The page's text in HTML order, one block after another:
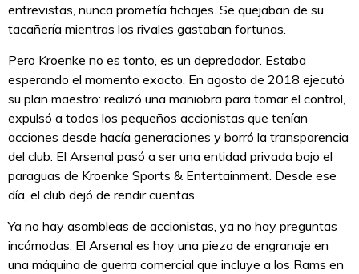
entrevistas, nunca prometía fichajes. Se quejaban de su
tacañería mientras los rivales gastaban fortunas.
Pero Kroenke no es tonto, es un depredador. Estaba
esperando el momento exacto. En agosto de 2018 ejecutó
su plan maestro: realizó una maniobra para tomar el control,
expulsó a todos los pequeños accionistas que tenían
acciones desde hacía generaciones y borró la transparencia
del club. El Arsenal pasó a ser una entidad privada bajo el
paraguas de Kroenke Sports & Entertainment. Desde ese
día, el club dejó de rendir cuentas.
Ya no hay asambleas de accionistas, ya no hay preguntas
incómodas. El Arsenal es hoy una pieza de engranaje en
una máquina de guerra comercial que incluye a los Rams en